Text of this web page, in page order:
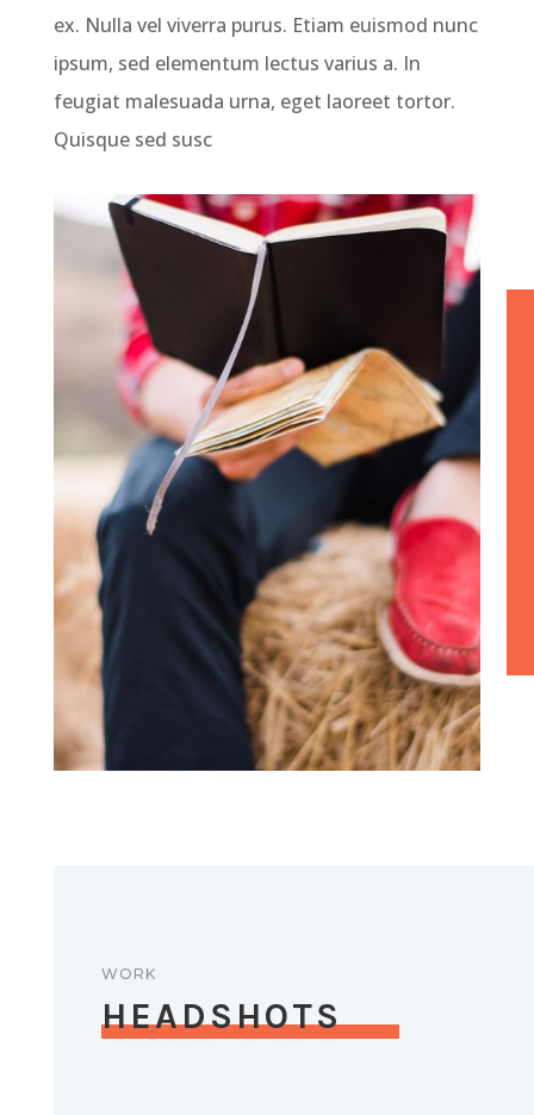
ex. Nulla vel viverra purus. Etiam euismod nunc
ipsum, sed elementum lectus varius a. In
feugiat malesuada urna, eget laoreet tortor.
Quisque sed susc
WORK
HEADSHOTS